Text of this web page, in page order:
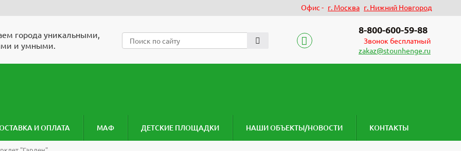
Офис - г. Москва г. Нижний Новгород
города уникальными,
и умными.
8-800-600-59-88
Звонок бесплатный
zakaz@stounhenge.ru
И ОПЛАТА МАФ ДЕТСКИЕ ПЛОЩАДКИ НАШИ ОБЪЕКТЫ/НОВОСТИ КОНТАКТЫ